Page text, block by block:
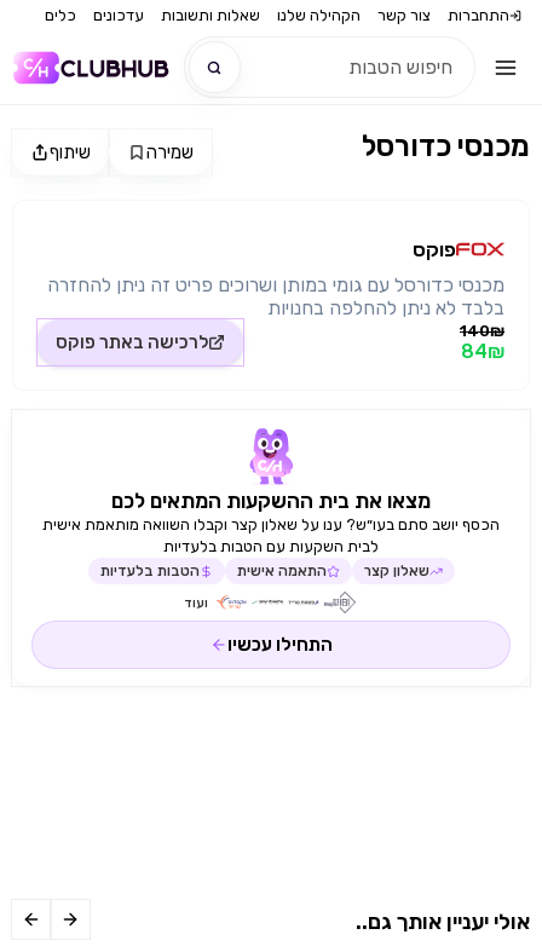
התחברות צור קשר הקהילה שלנו שאלות ותשובות עדכונים כלים
שיתוף שמירה מכנסי כדורסל
פוקס
מכנסי כדורסל עם גומי במותן ושרוכים פריט זה ניתן להחזרה
בלבד לא ניתן להחלפה בחנויות
140₪
84₪ לרכישה באתר פוקס
מצאו את בית ההשקעות המתאים לכם
הכסף יושב סתם בעו״ש? ענו על שאלון קצר וקבלו השוואה מותאמת אישית
לבית השקעות עם הטבות בלעדיות
שאלון קצר התאמה אישית הטבות בלעדיות
ועוד
התחילו עכשיו
אולי יעניין אותך גם..